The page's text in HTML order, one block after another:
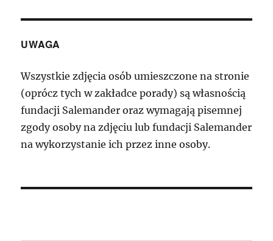
UWAGA
Wszystkie zdjęcia osób umieszczone na stronie
(oprócz tych w zakładce porady) są własnością
fundacji Salemander oraz wymagają pisemnej
zgody osoby na zdjęciu lub fundacji Salemander
na wykorzystanie ich przez inne osoby.